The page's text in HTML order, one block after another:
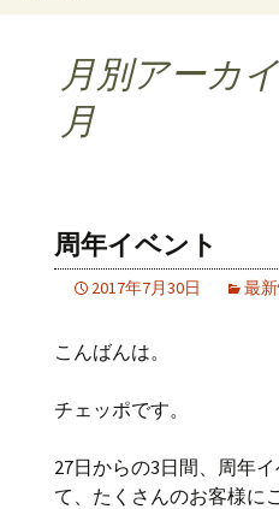
月別アーカ
月
周年イベント
2017年7月30日 最
こんばんは。
チェッポです。
27日からの3日間、周年
て、たくさんのお客様に